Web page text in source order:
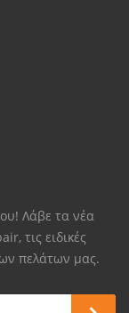
Λάβε τα νέα
τις ειδικές
πελάτων μας.